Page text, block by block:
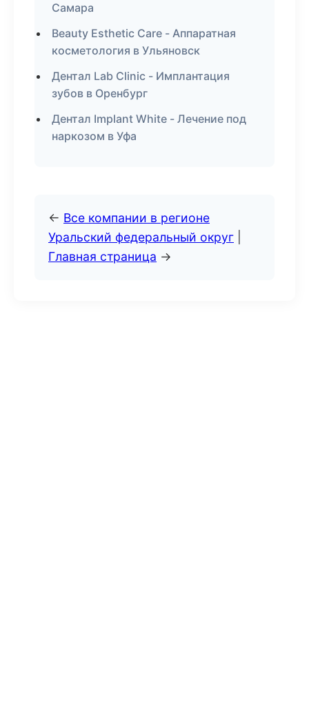
Самара
Beauty Esthetic Care - Аппаратная
косметология в Ульяновск
Дентал Lab Clinic - Имплантация
зубов в Оренбург
Дентал Implant White - Лечение под
наркозом в Уфа
← Все компании в регионе
Уральский федеральный округ
Главная страница →